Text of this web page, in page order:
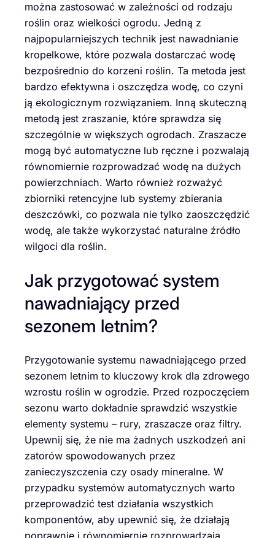
można zastosować w zależności od rodzaju
roślin oraz wielkości ogrodu. Jedną z
najpopularniejszych technik jest nawadnianie
kropelkowe, które pozwala dostarczać wodę
bezpośrednio do korzeni roślin. Ta metoda jest
bardzo efektywna i oszczędza wodę, co czyni
ją ekologicznym rozwiązaniem. Inną skuteczną
metodą jest zraszanie, które sprawdza się
szczególnie w większych ogrodach. Zraszacze
mogą być automatyczne lub ręczne i pozwalają
równomiernie rozprowadzać wodę na dużych
powierzchniach. Warto również rozważyć
zbiorniki retencyjne lub systemy zbierania
deszczówki, co pozwala nie tylko zaoszczędzić
wodę, ale także wykorzystać naturalne źródło
wilgoci dla roślin.
Jak przygotować system
nawadniający przed
sezonem letnim?
Przygotowanie systemu nawadniającego przed
sezonem letnim to kluczowy krok dla zdrowego
wzrostu roślin w ogrodzie. Przed rozpoczęciem
sezonu warto dokładnie sprawdzić wszystkie
elementy systemu – rury, zraszacze oraz filtry.
Upewnij się, że nie ma żadnych uszkodzeń ani
zatorów spowodowanych przez
zanieczyszczenia czy osady mineralne. W
przypadku systemów automatycznych warto
przeprowadzić test działania wszystkich
komponentów, aby upewnić się, że działają
poprawnie i równomiernie rozprowadzają